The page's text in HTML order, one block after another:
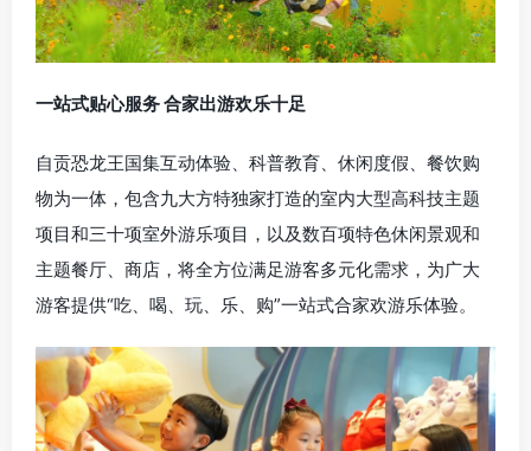
一站式贴心服务 合家出游欢乐十足
自贡恐龙王国集互动体验、科普教育、休闲度假、餐饮购
物为一体，包含九大方特独家打造的室内大型高科技主题
项目和三十项室外游乐项目，以及数百项特色休闲景观和
主题餐厅、商店，将全方位满足游客多元化需求，为广大
游客提供“吃、喝、玩、乐、购”一站式合家欢游乐体验。